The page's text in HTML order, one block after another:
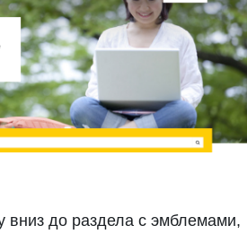
вниз до раздела с эмблемами,